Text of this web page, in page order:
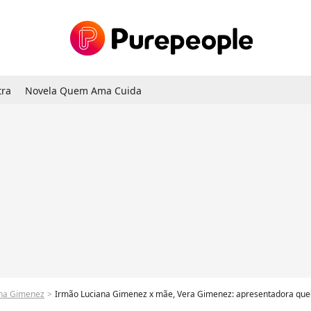
Novela Quem Ama Cuida
Gimenez Irmão Luciana Gimenez x mãe, Vera Gimenez: apresentadora quebra silêncio após